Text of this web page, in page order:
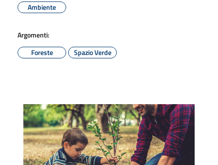
Ambiente
Argomenti:
Foreste
Spazio Verde